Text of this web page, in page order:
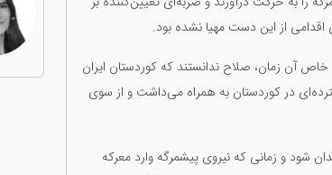
اقدامی از این دست مهیا نشده بود.
آن زمان، صلاح ندانستند که کوردستان ایران
در کوردستان به همراه می‌داشت و از سوی
شود و زمانی که نیروی پیشمرگه وارد معرکه